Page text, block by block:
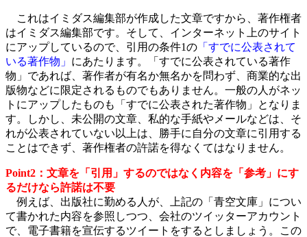
これはイミダス編集部が作成した文章ですから、著作権者
はイミダス編集部です。そして、インターネット上のサイト
にアップしているので、引用の条件1の 「すでに公表されて
いる著作物」 にあたります。「すでに公表されている著作
物」であれば、著作者が有名か無名かを問わず、商業的な出
版物などに限定されるものでもありません。一般の人がネッ
トにアップしたものも「すでに公表された著作物」となりま
す。しかし、未公開の文章、私的な手紙やメールなどは、そ
れが公表されていない以上は、勝手に自分の文章に引用する
ことはできず、著作権者の許諾を得なくてはなりません。
Point2：文章を「引用」するのではなく内容を「参考」にす
るだけなら許諾は不要
例えば、出版社に勤める人が、上記の「青空文庫」につい
て書かれた内容を参照しつつ、会社のツイッターアカウント
で、電子書籍を宣伝するツイートをするとしましょう。この